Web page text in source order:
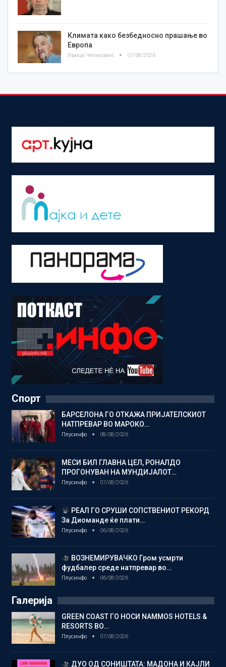
Климата како безбедносно прашање во
Европа
Ивица Челиковиќ 07/08/2026
Спорт
БАРСЕЛОНА ГО ОТКАЖА ПРИЈАТЕЛСКИОТ
НАТПРЕВАР ВО МАРОКО…
Плусинфо 08/08/2026
МЕСИ БИЛ ГЛАВНА ЦЕЛ, РОНАЛДО
ПРОГОНУВАН НА МУНДИЈАЛОТ…
Плусинфо 07/08/2026
РЕАЛ ГО СРУШИ СОПСТВЕНИОТ РЕКОРД
За Диоманде ќе плати…
Плусинфо 06/08/2026
ВОЗНЕМИРУВАЧКО Гром усмрти
фудбалер среде натпревар во…
Плусинфо 06/08/2026
Галерија
GREEN COAST ГО НОСИ NAMMOS HOTELS &
RESORTS ВО…
Плусинфо 07/08/2026
ДУО ОД СОНИШТАТА: МАДОНА И КАЈЛИ